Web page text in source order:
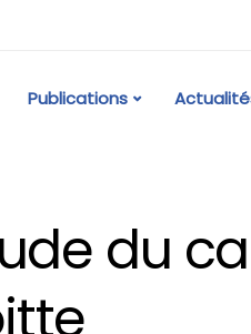
Publications
du